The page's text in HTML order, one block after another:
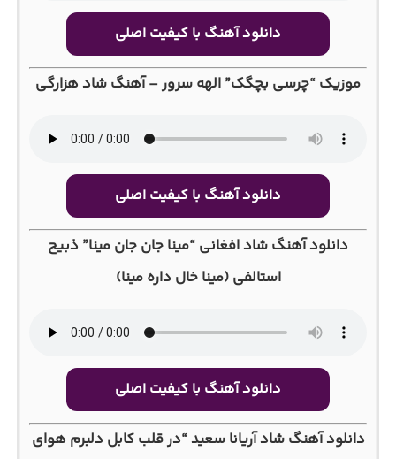
دانلود آهنگ با کیفیت اصلی
موزیک “چرسی بچگک” الهه سرور – آهنگ شاد هزارگی
دانلود آهنگ با کیفیت اصلی
دانلود آهنگ شاد افغانی “مینا جان جان مینا” ذبیح
استالفی (مینا خال داره مینا)
دانلود آهنگ با کیفیت اصلی
دانلود آهنگ شاد آریانا سعید “در قلب کابل دلبرم هوای